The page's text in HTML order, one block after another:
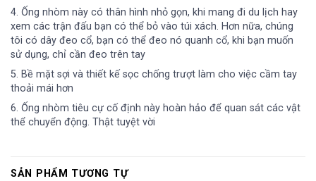
4. Ống nhòm này có thân hình nhỏ gọn, khi mang đi du lịch hay
xem các trận đấu bạn có thể bỏ vào túi xách. Hơn nữa, chúng
tôi có dây đeo cổ, bạn có thể đeo nó quanh cổ, khi bạn muốn
sử dụng, chỉ cần đeo trên tay
5. Bề mặt sợi và thiết kế sọc chống trượt làm cho việc cầm tay
thoải mái hơn
6. Ống nhòm tiêu cự cố định này hoàn hảo để quan sát các vật
thể chuyển động. Thật tuyệt vời
SẢN PHẨM TƯƠNG TỰ